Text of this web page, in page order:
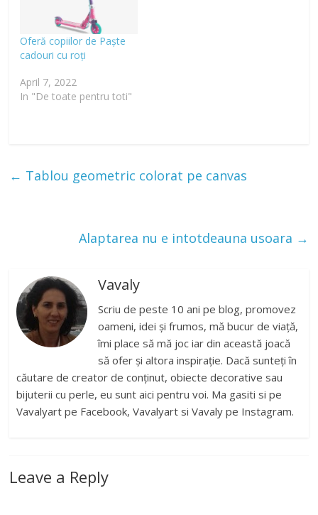
Oferă copiilor de Paște
cadouri cu roți
April 7, 2022
In "De toate pentru toti"
← Tablou geometric colorat pe canvas
Alaptarea nu e intotdeauna usoara →
Vavaly
Scriu de peste 10 ani pe blog, promovez
oameni, idei și frumos, mă bucur de viață,
îmi place să mă joc iar din această joacă
să ofer și altora inspirație. Dacă sunteți în
căutare de creator de conținut, obiecte decorative sau
bijuterii cu perle, eu sunt aici pentru voi. Ma gasiti si pe
Vavalyart pe Facebook, Vavalyart si Vavaly pe Instagram.
Leave a Reply